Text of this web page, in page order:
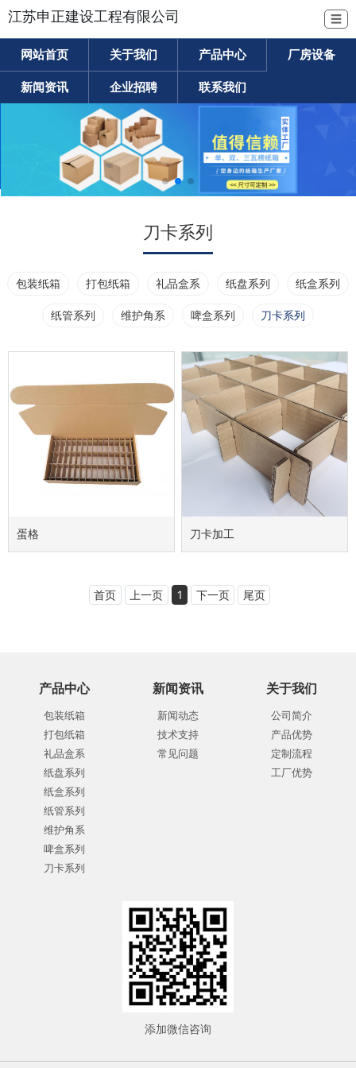
江苏申正建设工程有限公司 ☰
网站首页 关于我们 产品中心 厂房设备
新闻资讯 企业招聘 联系我们
刀卡系列
包装纸箱 打包纸箱 礼品盒系 纸盘系列 纸盒系列
纸管系列 维护角系 啤盒系列 刀卡系列
蛋格 刀卡加工
首页 上一页 1 下一页 尾页
产品中心
包装纸箱
打包纸箱
礼品盒系
纸盘系列
纸盒系列
纸管系列
维护角系
啤盒系列
刀卡系列
新闻资讯
新闻动态
技术支持
常见问题
关于我们
公司简介
产品优势
定制流程
工厂优势
添加微信咨询